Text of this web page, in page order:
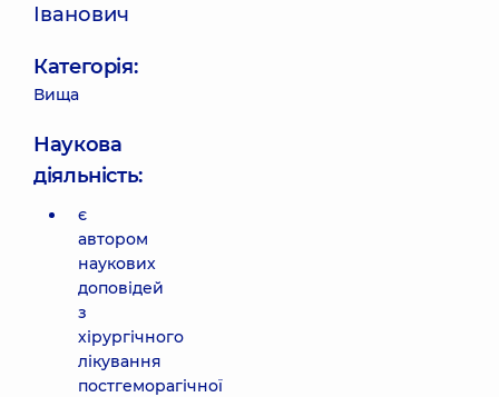
Іванович
Категорія:
Вища
Наукова
діяльність:
є
автором
наукових
доповідей
з
хірургічного
лікування
постгеморагічної